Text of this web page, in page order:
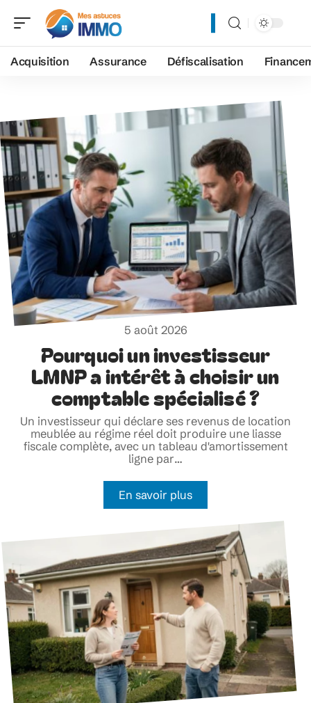
Acquisition Assurance Défiscalisation
5 août 2026
Pourquoi un investisseur
LMNP a intérêt à choisir un
comptable spécialisé ?
Un investisseur qui déclare ses revenus de location
meublée au régime réel doit produire une liasse
fiscale complète, avec un tableau d'amortissement
ligne par…
En savoir plus